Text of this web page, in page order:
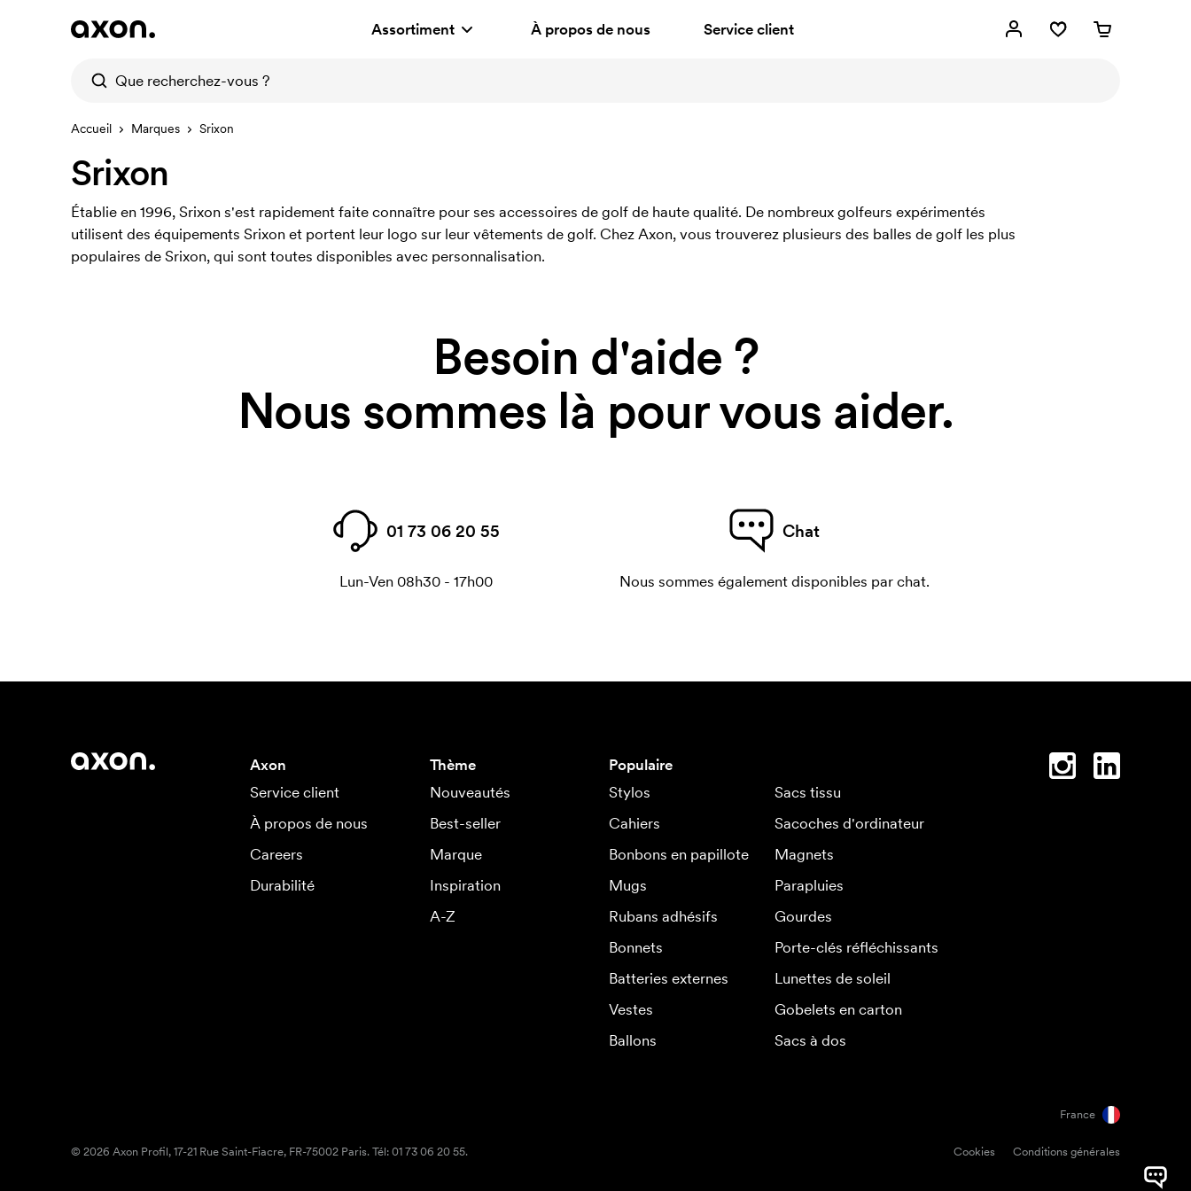
Assortiment À propos de nous Service client
Accueil Marques Srixon
Srixon
Établie en 1996, Srixon s'est rapidement faite connaître pour ses accessoires de golf de haute qualité. De nombreux golfeurs expérimentés
utilisent des équipements Srixon et portent leur logo sur leur vêtements de golf. Chez Axon, vous trouverez plusieurs des balles de golf les plus
populaires de Srixon, qui sont toutes disponibles avec personnalisation.
Besoin d'aide ?
Nous sommes là pour vous aider.
01 73 06 20 55
Lun-Ven 08h30 - 17h00
Chat
Nous sommes également disponibles par chat.
Axon
Service client
À propos de nous
Careers
Durabilité
Thème
Nouveautés
Best-seller
Marque
Inspiration
A-Z
Populaire
Stylos
Sacs tissu
Cahiers
Sacoches d'ordinateur
Bonbons en papillote
Magnets
Mugs
Parapluies
Rubans adhésifs
Gourdes
Bonnets
Porte-clés réfléchissants
Batteries externes
Lunettes de soleil
Vestes
Gobelets en carton
Ballons
Sacs à dos
France
Cookies Conditions générales
© 2026 Axon Profil, 17-21 Rue Saint-Fiacre, FR-75002 Paris. Tél: 01 73 06 20 55.